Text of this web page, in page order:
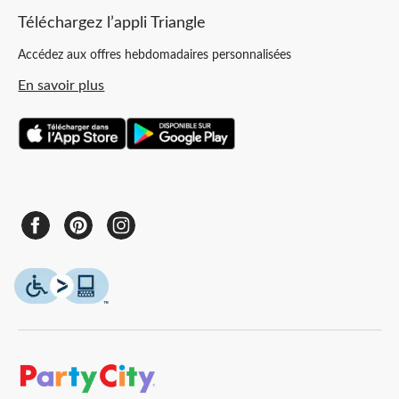
Téléchargez l’appli Triangle
Accédez aux offres hebdomadaires personnalisées
En savoir plus